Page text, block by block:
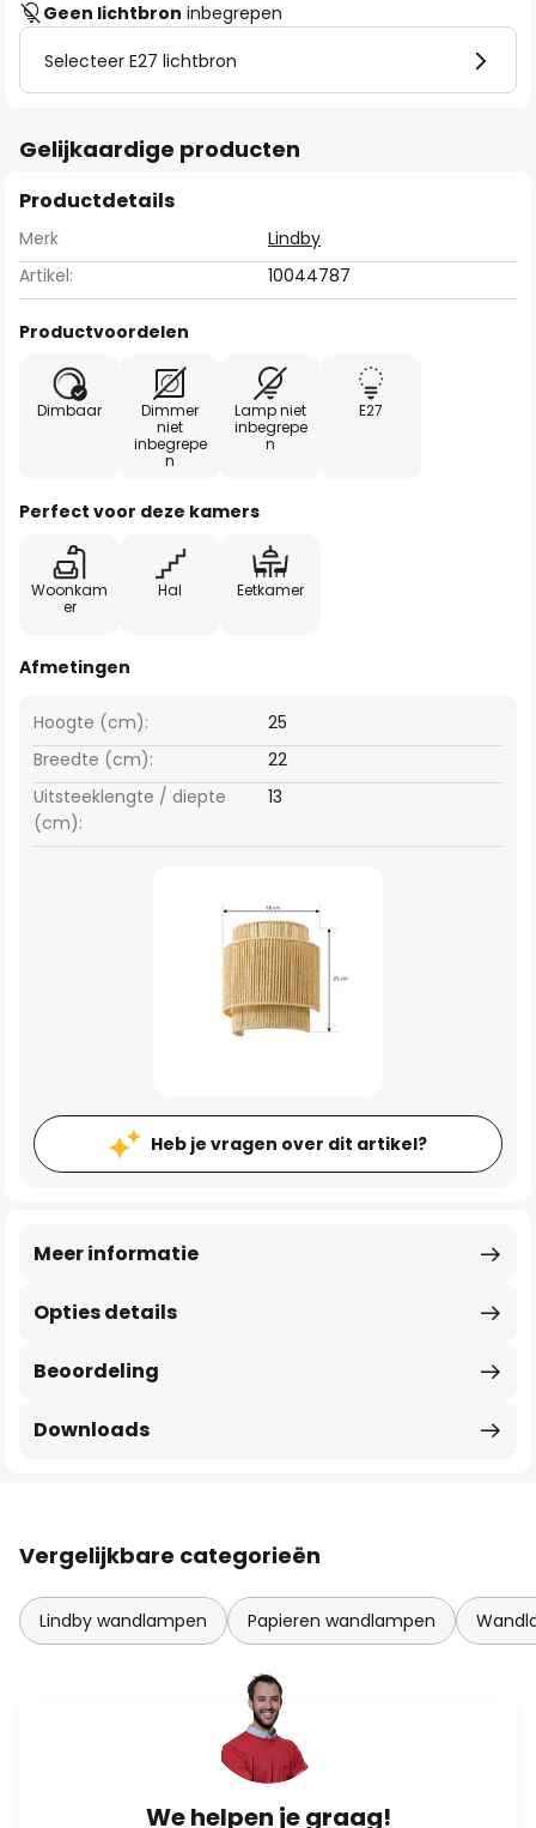
Geen lichtbron inbegrepen
Selecteer E27 lichtbron
Gelijkaardige producten
Productdetails
Merk
Lindby
Artikel:
10044787
Productvoordelen
Dimbaar
Dimmer
niet
inbegrepe
n
Lamp niet
inbegrepe
n
E27
Perfect voor deze kamers
Woonkam
er
Hal Eetkamer
Afmetingen
Breedte (cm): 22
Hoogte (cm): 25
Uitsteeklengte / diepte
(cm):
13
Heb je vragen over dit artikel?
Opties details
Meer informatie
Beoordeling
Downloads
Vergelijkbare categorieën
Lindby wandlampen Papieren wandlampen
We helpen je graag!